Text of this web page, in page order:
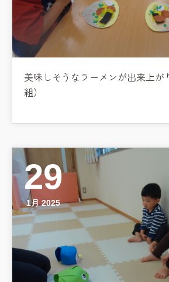
美味しそうなラーメンが出来上が
組）
29
1月 2025